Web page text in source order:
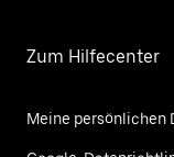
Zum Hilfecenter
Meine persönlichen